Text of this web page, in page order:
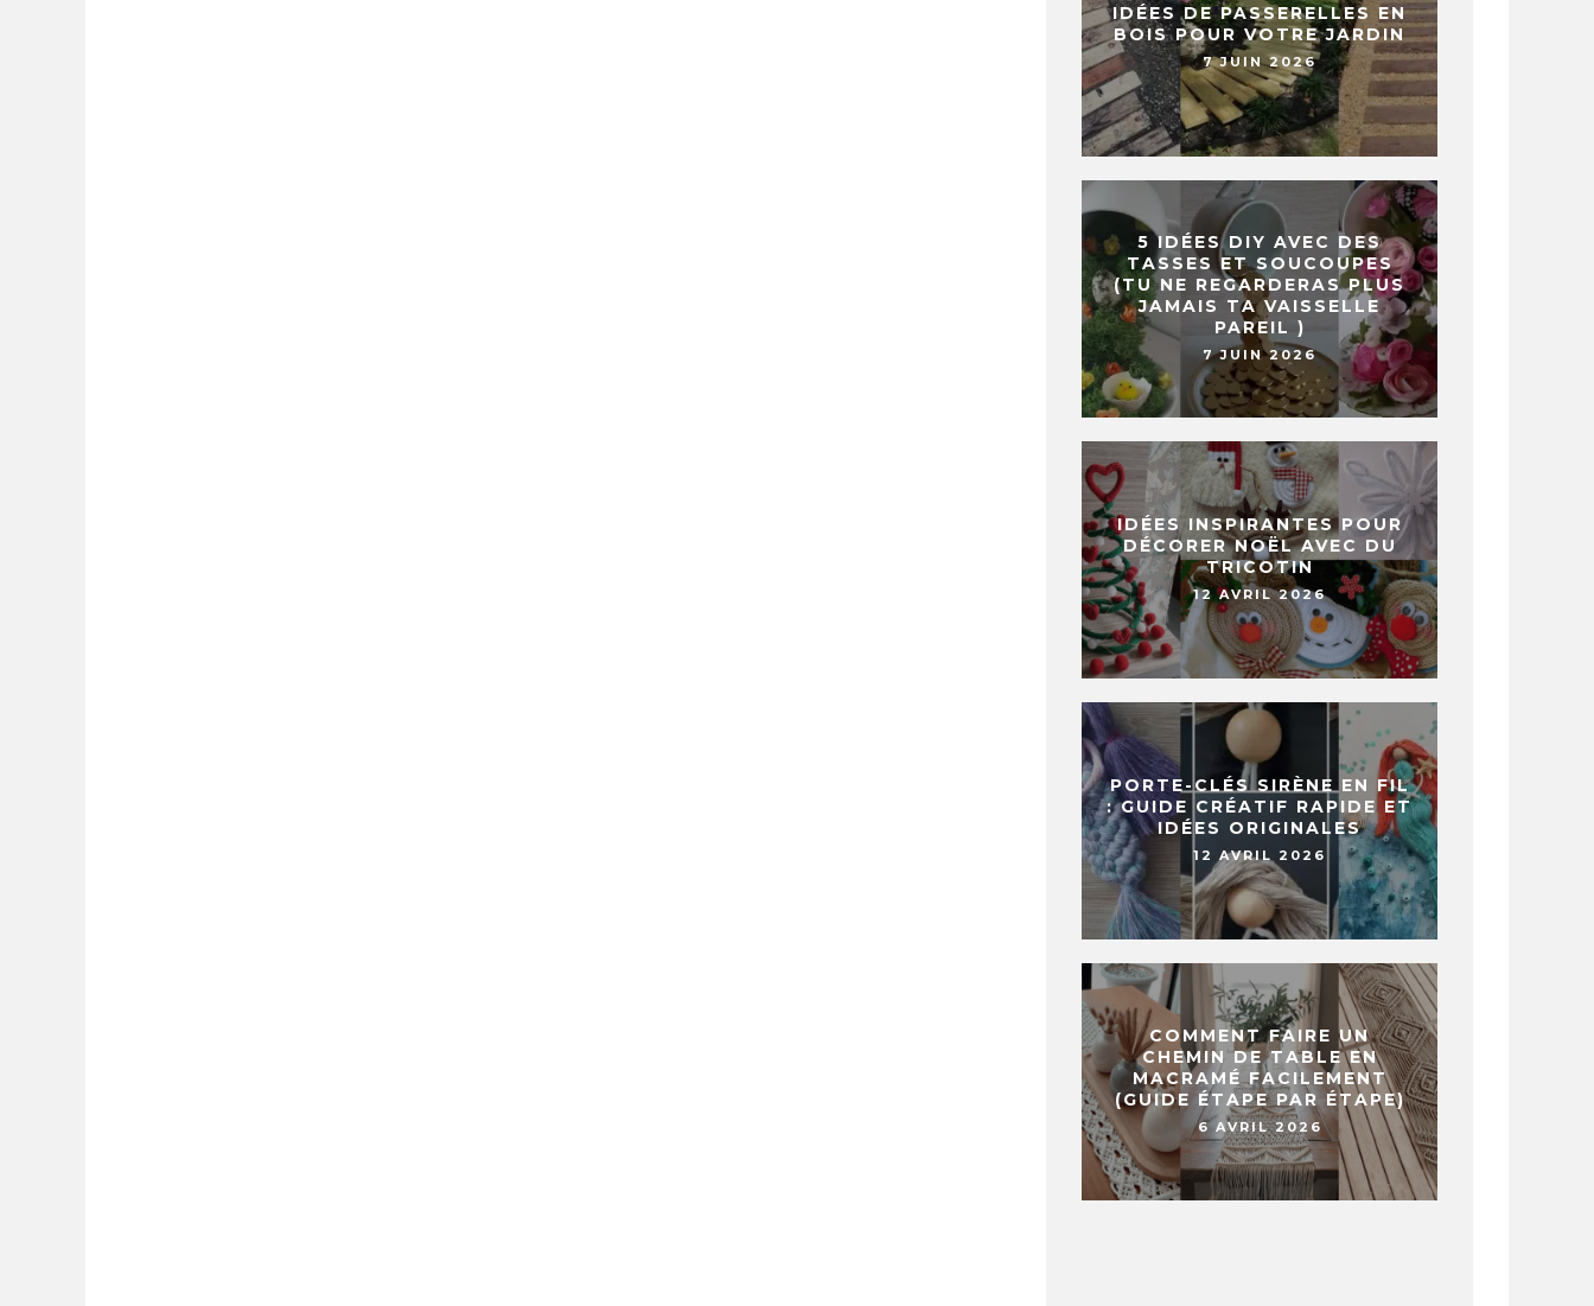
IDÉES DE PASSERELLES EN
BOIS POUR VOTRE JARDIN
7 JUIN 2026
5 IDÉES DIY AVEC DES
TASSES ET SOUCOUPES
(TU NE REGARDERAS PLUS
JAMAIS TA VAISSELLE
PAREIL )
7 JUIN 2026
IDÉES INSPIRANTES POUR
DÉCORER NOËL AVEC DU
TRICOTIN
12 AVRIL 2026
PORTE-CLÉS SIRÈNE EN FIL
: GUIDE CRÉATIF RAPIDE ET
IDÉES ORIGINALES
12 AVRIL 2026
COMMENT FAIRE UN
CHEMIN DE TABLE EN
MACRAMÉ FACILEMENT
(GUIDE ÉTAPE PAR ÉTAPE)
6 AVRIL 2026